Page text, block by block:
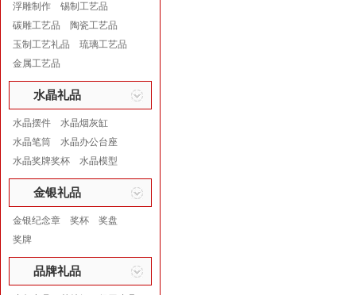
浮雕制作
锡制工艺品
碳雕工艺品
陶瓷工艺品
玉制工艺礼品
琉璃工艺品
金属工艺品
水晶礼品
水晶摆件
水晶烟灰缸
水晶笔筒
水晶办公台座
水晶奖牌奖杯
水晶模型
金银礼品
金银纪念章 奖杯
奖盘
奖牌
品牌礼品